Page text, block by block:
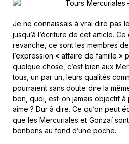
Je ne connaissais à vrai dire pas
jusqu’à l’écriture de cet article.
revanche, ce sont les membres
l’expression « affaire de famille »
quelque chose, c’est bien aux
tous, un par un, leurs qualités
pourraient sans doute dire la
bon, quoi, est-on jamais objectif à
aime ? Dur à dire. Ce qu’on peut
que les Mercuriales et Gonzaï
bonbons au fond d’une poche.